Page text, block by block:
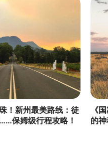
！新州最美路线：徒
保姆级行程攻略！
《
的